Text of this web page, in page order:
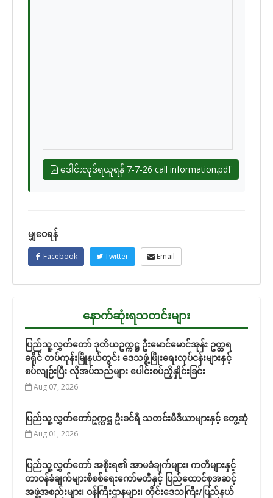
ဒေါင်းလုဒ်ရယူရန် 7-7-26 call information.pdf
မျှဝေရန်
Facebook Twitter Email
နောက်ဆုံးရသတင်းများ
ပြည်သူ့လွှတ်တော် ဒုတိယဥက္ကဋ္ဌ ဦးမောင်မောင်အုန်း ဥတ္တရ
ခရိုင် တပ်ကုန်းမြိုနယ်တွင်း ဒေသဖွံ့ဖြိုးရေးလုပ်ငန်းများနှင့်
စပ်လျဉ်းပြီး လိုအပ်သည်များ ပေါင်းစပ်ညှိနှိုင်းခြင်း
Aug 07, 2026
ပြည်သူ့လွှတ်တော်ဥက္ကဋ္ဌ ဦးခင်ရီ သတင်းမီဒီယာများနှင့် တွေ့ဆုံ
Aug 01, 2026
ပြည်သူ့လွှတ်တော် အစိုးရ၏ အာမခံချက်များ၊ ကတိများနှင့်
တာဝန်ခံချက်များစိစစ်ရေးကော်မတီနှင့် ပြည်ထောင်စုအဆင့်
အဖွဲ့အစည်းများ၊ ဝန်ကြီးဌာနများ၊ တိုင်းဒေသကြီး/ပြည်နယ်